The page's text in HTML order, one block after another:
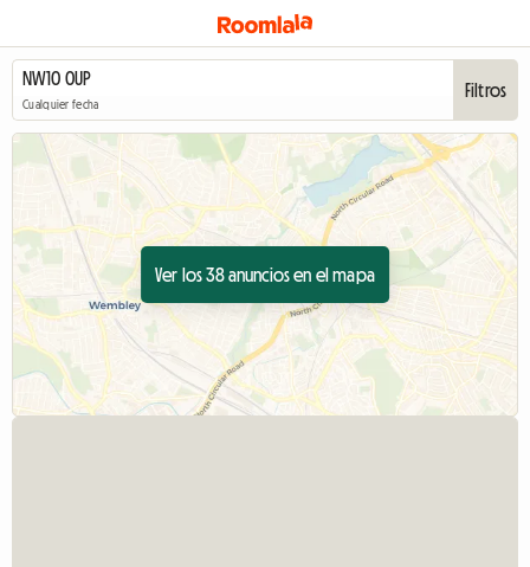
Cualquier fecha
Filtros
Ver los 38 anuncios en el mapa